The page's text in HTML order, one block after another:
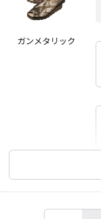
ガンメタリック